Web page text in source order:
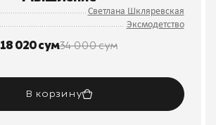
Светлана Шкляревская
Эксмодетство
18 020 сум34 000 сум
В корзину